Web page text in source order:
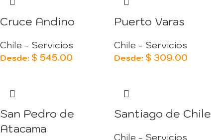
Cruce Andino
Chile - Servicios
Desde: $ 545.00
Puerto Varas
Chile - Servicios
Desde: $ 309.00
San Pedro de
Atacama
Santiago de Chile
Chile - Servicios